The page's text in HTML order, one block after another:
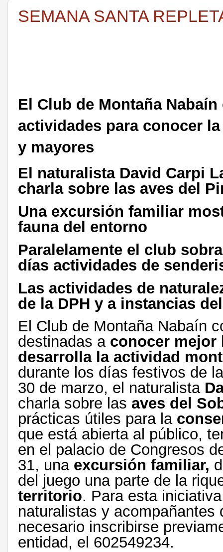
SEMANA SANTA
El Club de Montaña
actividades para conocer
y mayores
El naturalista David Carpi
charla sobre las aves del
Una excursión familiar
fauna del entorno
Paralelamente el club sobra
días actividades de
Las actividades de
de la DPH y a instancias
El Club de Montaña Nabaín
destinadas a conocer mejor
desarrolla la actividad
durante los días festivos de
30 de marzo, el naturalista
charla sobre las aves del
prácticas útiles para la conse
que está abierta al público,
en el palacio de Congresos
31, una excursión familiar,
del juego una parte de la
territorio. Para esta
naturalistas y
necesario inscribirse
entidad, el 602549234.